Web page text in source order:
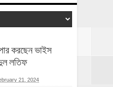
করছেন ভাইস
লতিফ
21, 2024